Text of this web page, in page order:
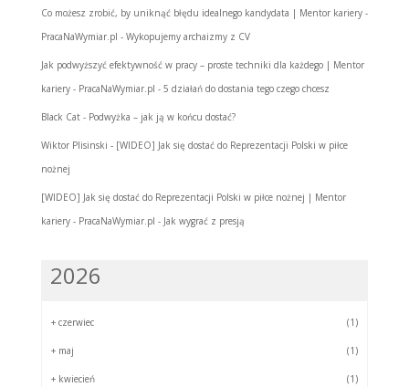
Co możesz zrobić, by uniknąć błędu idealnego kandydata | Mentor kariery -
PracaNaWymiar.pl - Wykopujemy archaizmy z CV
Jak podwyższyć efektywność w pracy – proste techniki dla każdego | Mentor
kariery - PracaNaWymiar.pl - 5 działań do dostania tego czego chcesz
Black Cat- Podwyżka – jak ją w końcu dostać?
Wiktor Plisinski - [WIDEO] Jak się dostać do Reprezentacji Polski w piłce
nożnej
[WIDEO] Jak się dostać do Reprezentacji Polski w piłce nożnej | Mentor
kariery - PracaNaWymiar.pl - Jak wygrać z presją
2026
+ czerwiec (1)
+ maj (1)
+ kwiecień (1)